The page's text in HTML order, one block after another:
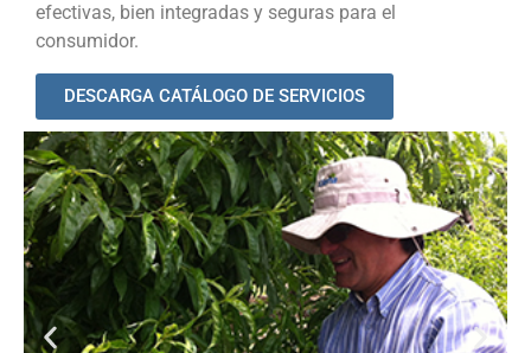
efectivas, bien integradas y seguras para el
consumidor.
DESCARGA CATÁLOGO DE SERVICIOS